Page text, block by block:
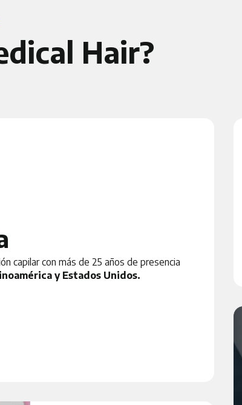
Hair?
capilar con más de 25 años de presencia
y Estados Unidos.